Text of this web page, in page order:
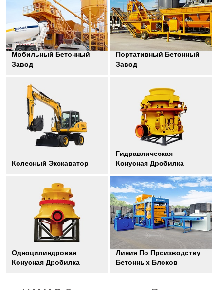
Мобильный Бетонный
Завод
Портативный Бетонный
Завод
Колесный Экскаватор
Гидравлическая
Конусная Дробилка
Одноцилиндровая
Конусная Дробилка
Линия По Производству
Бетонных Блоков